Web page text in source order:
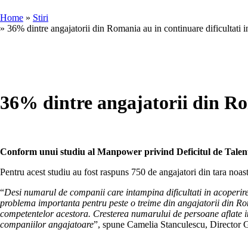
Home » Stiri
» 36% dintre angajatorii din Romania au in continuare dificultati
36% dintre angajatorii din
Conform unui studiu al Manpower privind Deficitul de
Pentru acest studiu au fost raspuns 750 de angajatori din tara
“Desi numarul de companii care intampina dificultati in
problema importanta pentru peste o treime din angajatorii din
competentelor acestora. Cresterea numarului de persoane
companiilor angajatoare”, spune Camelia Stanculescu, Director